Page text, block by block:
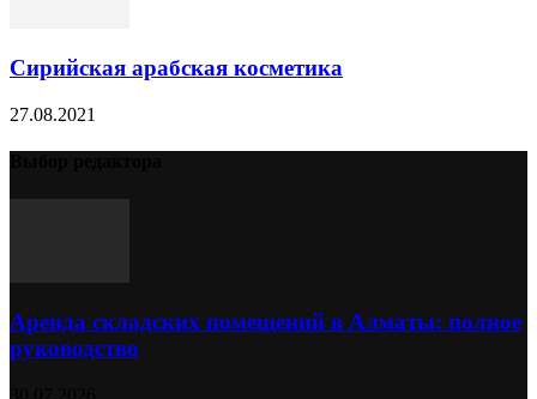
Сирийская арабская косметика
27.08.2021
Аренда складских помещений в Алматы: полное
руководство